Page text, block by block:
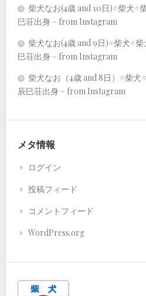
柴犬なお(4歳 and 10日)#柴犬#
巳荘出身 – from Instagram
柴犬なお(4歳 and 9日)#柴犬#
巳荘出身 – from Instagram
柴犬なお（4歳 and 8日）#柴
辰巳荘出身 – from Instagram
メタ情報
ログイン
投稿フィード
コメントフィード
WordPress.org